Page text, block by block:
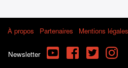
À propos Partenaires Mentions légales
Newsletter YouTube FacebookTwitter